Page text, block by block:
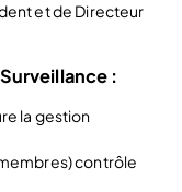
et de Directeur
:
la gestion
contrôle